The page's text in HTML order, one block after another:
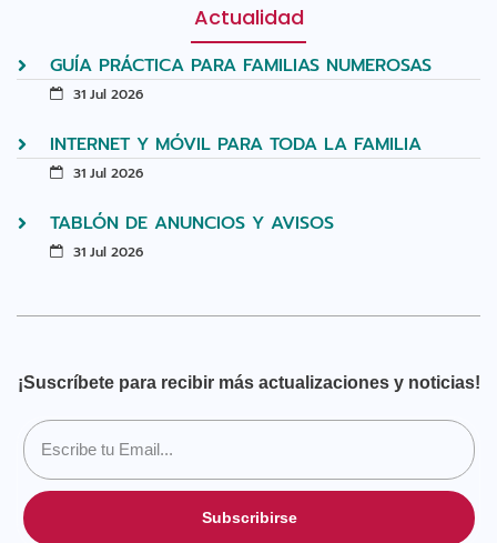
Actualidad
GUÍA PRÁCTICA PARA FAMILIAS NUMEROSAS
31 Jul 2026
INTERNET Y MÓVIL PARA TODA LA FAMILIA
31 Jul 2026
TABLÓN DE ANUNCIOS Y AVISOS
31 Jul 2026
¡Suscríbete para recibir más actualizaciones y noticias!
Subscribirse